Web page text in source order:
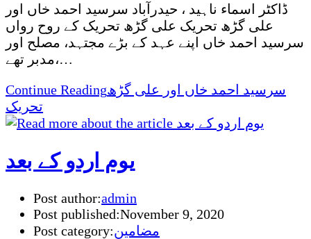
ڈاکٹر اسماء ناہید ، حیدرآباد سرسید احمد خاں اور
علی گڑھ تحریک علی گڑھ تحریک کے روح رواں
سرسید احمد خاں اپنے عہد کے بڑے مجتہد، مصلح اور
مدبر تھے،…
Continue Readingسرسید احمد خاں اور علی گڑھ
تحریک
یوم اردو کے بعد
Post author:admin
Post published:November 9, 2020
Post category:مضامین